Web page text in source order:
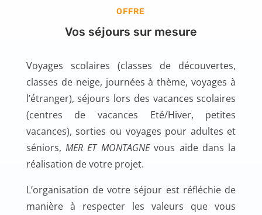
OFFRE
Vos séjours sur mesure
Voyages scolaires (classes de découvertes,
classes de neige, journées à thème, voyages à
l’étranger),séjours lors des vacances scolaires
(centres de vacances Eté/Hiver, petites
vacances),sorties ou voyages pour adultes et
séniors,MER ET MONTAGNEvous aide dans la
réalisation de votre projet.
L’organisation de votre séjour est réfléchie de
manière à respecter les valeurs que vous